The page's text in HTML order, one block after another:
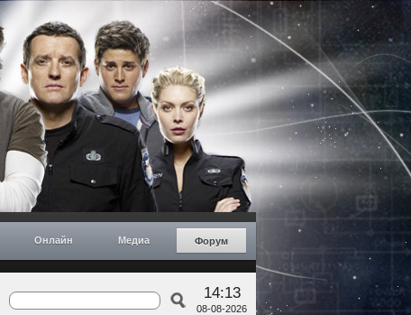
Онлайн Медиа Форум
14:13
08-08-2026